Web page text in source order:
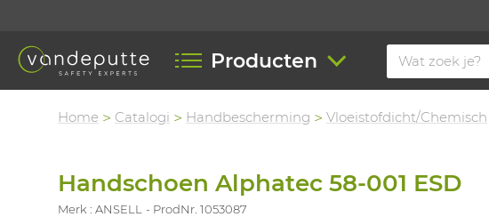
Producten
Home Catalogi Handbescherming Vloeistofdicht/Chemisch
Handschoen Alphatec 58-001 ESD
Merk : ANSELL ProdNr. 1053087